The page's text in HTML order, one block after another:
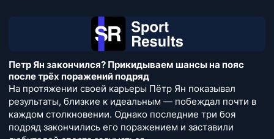
Петр Ян закончился? Прикидываем шансы на пояс
после трёх поражений подряд
На протяжении своей карьеры Пётр Ян показывал
результаты, близкие к идеальным — побеждал почти в
каждом столкновении. Однако последние три боя
подряд закончились его поражением и заставили